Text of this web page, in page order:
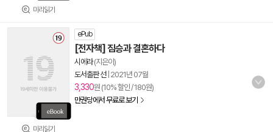
미리읽기
미리읽기
ePub
[전자책] 짐승과 결혼하다
시에라(지은이)
도서출판 선| 2021년 07월
3,330원 (10% 할인 / 180원)
만권당에서 무료로 보기